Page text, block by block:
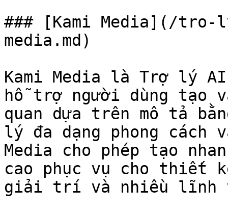
### [Kami Media](/
media.md)
Kami Media là Trợ lý AI
hỗ trợ người dùng tạo
quan dựa trên mô tả
lý đa dạng phong cách
Media cho phép tạo
cao phục vụ cho thiết
giải trí và nhiều lĩnh